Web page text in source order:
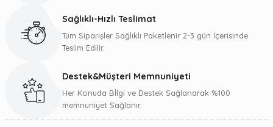
Gönder
Sağlıklı-Hızlı Teslimat
Tüm Siparişler Sağlıklı Paketlenir 2-3 gün İçerisinde
Teslim Edilir.
Destek&Müşteri Memnuniyeti
Her Konuda Bİlgi ve Destek Sağlanarak %100
memnuniyet Sağlanır.